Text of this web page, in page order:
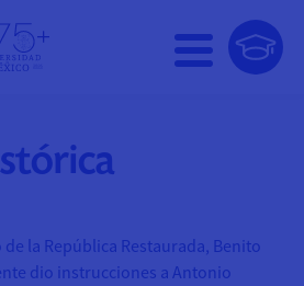
la República Restaurada, Benito
dio instrucciones a Antonio